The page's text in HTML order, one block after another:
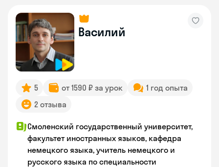
Василий
5 от 1590 ₽ за урок
1 год опыта
2 отзыва
Смоленский государственный университет,
факультет иностранных языков, кафедра
немецкого языка, учитель немецкого и
русского языка по специальности